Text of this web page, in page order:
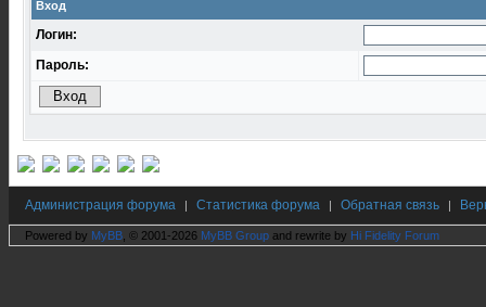
Вход
Логин:
Пароль:
Администрация форума | Статистика форума | Обратная связь |
Powered by MyBB , © 2001-2026 MyBB Group and rewrite by Hi Fidelity Forum